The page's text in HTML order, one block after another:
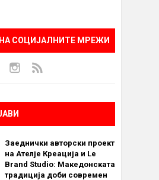
СОЦИЈАЛНИТЕ МРЕЖИ
Заеднички авторски проект
на Ателје Креација и Le
Brand Studio: Македонската
традиција доби современ